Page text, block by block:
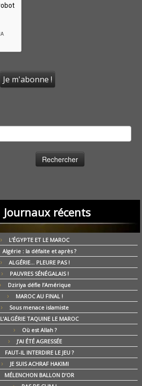
Journaux récents
L’ÉGYPTE ET LE MAROC
Algérie : la défaite et après ?
ALGÉRIE… PLEURE PAS !
PAUVRES SÉNÉGALAIS !
Dziriya défie l’Amérique
MAROC AU FINAL !
Sous menace islamiste
L’ALGÉRIE TAQUINE LE MAROC
Où est Allah ?
J’AI ÉTÉ AGRESSÉE
FAUT-IL INTERDIRE LE JEU ?
JE SUIS ACHRAF HAKIMI
MÉLENCHON BALLON D’OR